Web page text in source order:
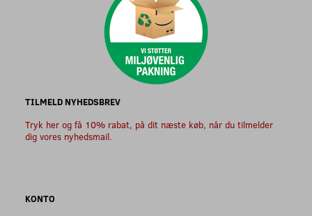
TILMELD NYHEDSBREV
Tryk her og få 10% rabat, på dit næste køb, når du tilmelder
dig vores nyhedsmail.
KONTO